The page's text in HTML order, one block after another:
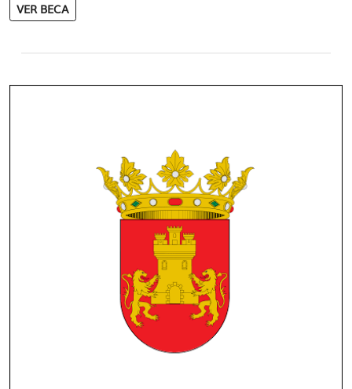
VER BECA